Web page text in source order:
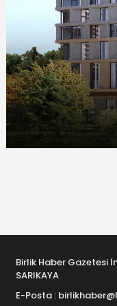
Birlik Haber Gazetesi
SARIKAYA
E-Posta :